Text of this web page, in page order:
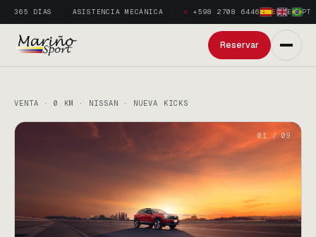
365 DÍAS ASISTENCIA MECÁNICA +598 2708 6446 ES
· EN
· PT
Reservar
VENTA · 0 KM · NISSAN · NUEVA KICKS
01 /09